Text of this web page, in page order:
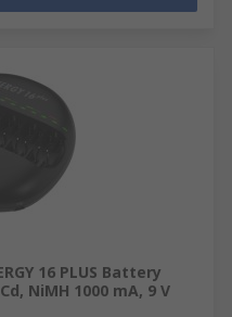
16 PLUS Battery
NiMH 1000 mA, 9 V